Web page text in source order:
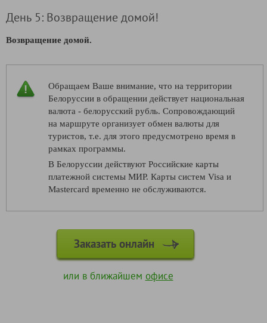
День 5: Возвращение домой!
Возвращение домой.
Обращаем Ваше внимание, что на территории
Белоруссии в обращении действует национальная
валюта - белорусский рубль. Сопровождающий
на маршруте организует обмен валюты для
туристов, т.е. для этого предусмотрено время в
рамках программы.
В Белоруссии действуют Российские карты
платежной системы МИР. Карты систем Visa и
Mastercard временно не обслуживаются.
Заказать онлайн
или в ближайшем офисе